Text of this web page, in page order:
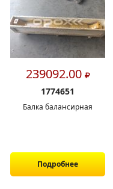
239092.00
1774651
Балка балансирная
Подробнее